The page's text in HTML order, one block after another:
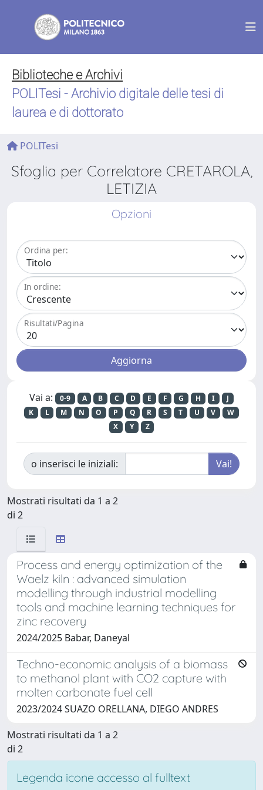
Biblioteche e Archivi
POLITesi - Archivio digitale delle tesi di
laurea e di dottorato
POLITesi
Sfoglia per Correlatore CRETAROLA,
LETIZIA
Opzioni
Ordina per:
In ordine:
Risultati/Pagina
Vai a: 0-9 A B C D E F G H I
J
K
L M N O P Q R S T U V
W
X
Y Z
o inserisci le iniziali:
Mostrati risultati da 1 a 2
di 2
Process and energy optimization of the
Waelz kiln : advanced simulation
modelling through industrial modelling
tools and machine learning techniques for
zinc recovery
2024/2025 Babar, Daneyal
Techno-economic analysis of a biomass
to methanol plant with CO2 capture with
molten carbonate fuel cell
2023/2024 SUAZO ORELLANA, DIEGO ANDRES
Mostrati risultati da 1 a 2
di 2
Legenda icone accesso al fulltext